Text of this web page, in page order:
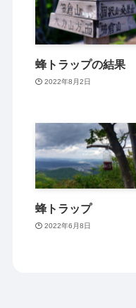
蜂トラップの結果
2022年8月2日
蜂トラップ
2022年6月8日